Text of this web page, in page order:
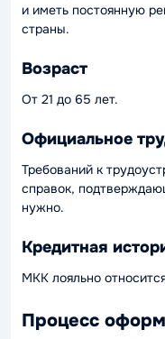
и иметь постоянную
страны.
Возраст
От 21 до 65 лет.
Официальное
Требований к
справок,
нужно.
Кредитная
МКК лояльно
Процесс